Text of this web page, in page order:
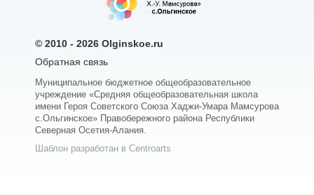
© 2010 - 2026 Olginskoe.ru
Обратная связь
Муниципальное бюджетное общеобразовательное
учреждение «Средняя общеобразовательная школа
имени Героя Советского Союза Хаджи-Умара Мамсурова
с.Ольгинское» Правобережного района Республики
Северная Осетия-Алания.
Шаблон разработан в Centroarts